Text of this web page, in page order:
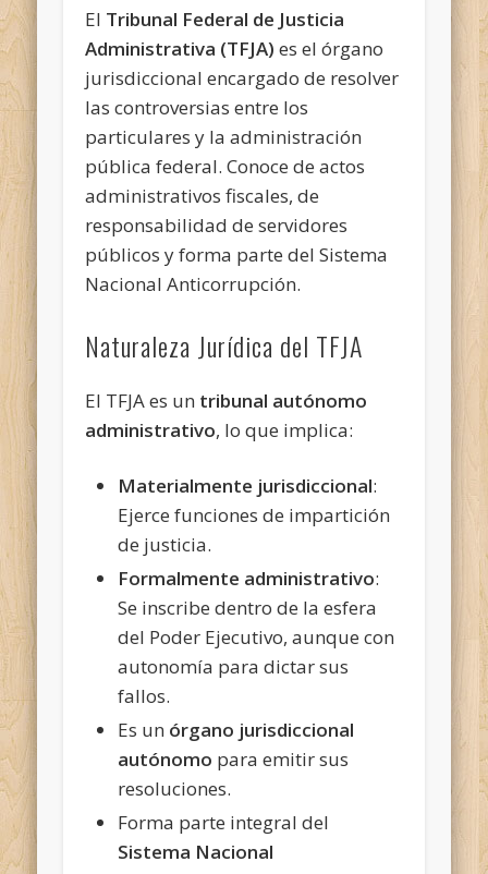
El Tribunal Federal de Justicia
Administrativa (TFJA) es el órgano
jurisdiccional encargado de resolver
las controversias entre los
particulares y la administración
pública federal. Conoce de actos
administrativos fiscales, de
responsabilidad de servidores
públicos y forma parte del Sistema
Nacional Anticorrupción.
Naturaleza Jurídica del TFJA
El TFJA es un tribunal autónomo
administrativo, lo que implica:
Materialmente jurisdiccional:
Ejerce funciones de impartición
de justicia.
Formalmente administrativo:
Se inscribe dentro de la esfera
del Poder Ejecutivo, aunque con
autonomía para dictar sus
fallos.
Es un órgano jurisdiccional
autónomo para emitir sus
resoluciones.
Forma parte integral del
Sistema Nacional